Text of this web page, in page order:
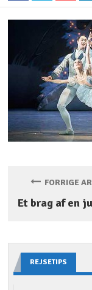
FORRIGE
Et brag af en
REJSETIPS